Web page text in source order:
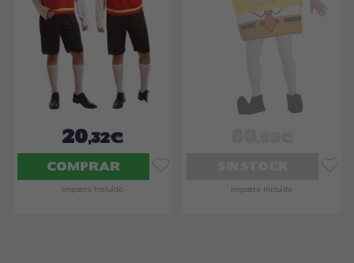
20,32€
COMPRAR
Imposto Incluído Imposto Incluído